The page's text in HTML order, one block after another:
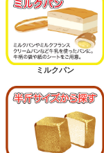
ミルクパン